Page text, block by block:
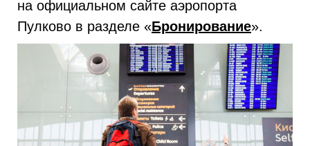
на официальном сайте аэропорта
Пулково в разделе «Бронирование».